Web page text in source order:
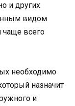
и других
видом
чаще всего
необходимо
назначит
и